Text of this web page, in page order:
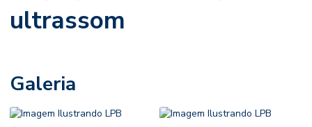
ultrassom
Galeria